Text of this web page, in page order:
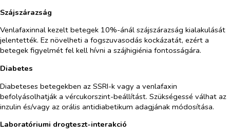
Szájszárazság
Venlafaxinnal kezelt betegek 10%-ánál szájszárazság kialakulását
jelentették. Ez növelheti a fogszuvasodás kockázatát, ezért a
betegek figyelmét fel kell hívni a szájhigiénia fontosságára.
Diabetes
Diabeteses betegekben az SSRI-k vagy a venlafaxin
befolyásolhatják a vércukorszint-beállítást. Szükségessé válhat az
inzulin és/vagy az orális antidiabetikum adagjának módosítása.
Laboratóriumi drogteszt-interakció